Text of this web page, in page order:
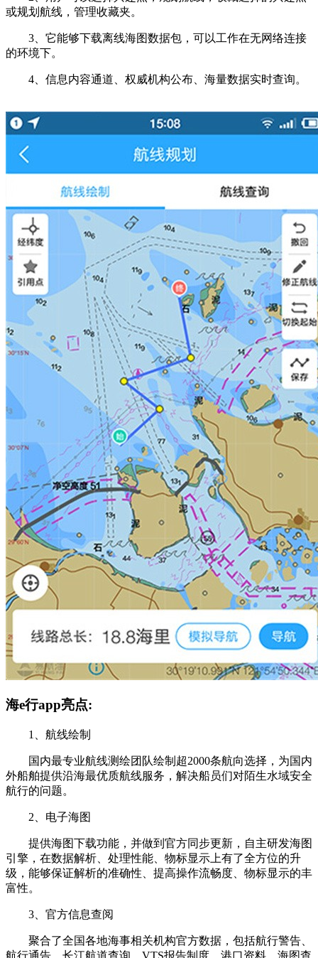
或规划航线，管理收藏夹。
3、它能够下载离线海图数据包，可以工作在无网络连接
的环境下。
4、信息内容通道、权威机构公布、海量数据实时查询。
海e行app亮点:
1、航线绘制
国内最专业航线测绘团队绘制超2000条航向选择，为国内
外船舶提供沿海最优质航线服务，解决船员们对陌生水域安全
航行的问题。
2、电子海图
提供海图下载功能，并做到官方同步更新，自主研发海图
引擎，在数据解析、处理性能、物标显示上有了全方位的升
级，能够保证解析的准确性、提高操作流畅度、物标显示的丰
富性。
3、官方信息查阅
聚合了全国各地海事相关机构官方数据，包括航行警告、